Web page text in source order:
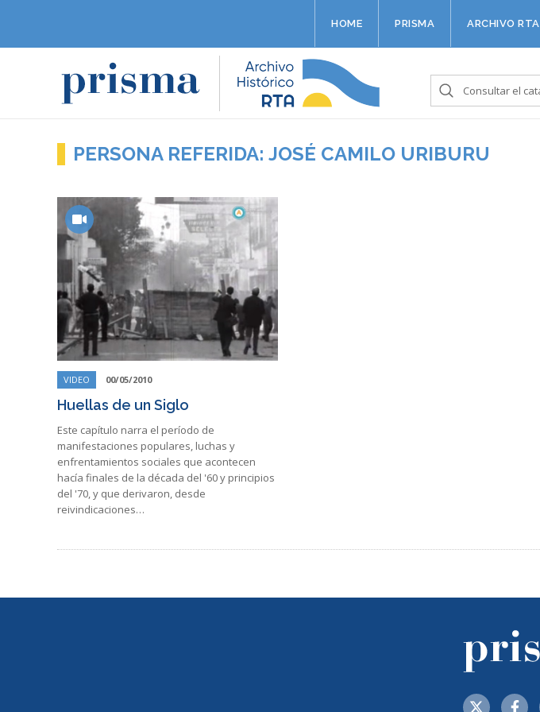
HOME PRISMA ARCHIVO RTA
PERSONA REFERIDA: JOSÉ CAMILO URIBURU
VIDEO 00/05/2010
Huellas de un Siglo
Este capítulo narra el período de
manifestaciones populares, luchas y
enfrentamientos sociales que acontecen
hacía finales de la década del '60 y principios
del '70, y que derivaron, desde
reivindicaciones…